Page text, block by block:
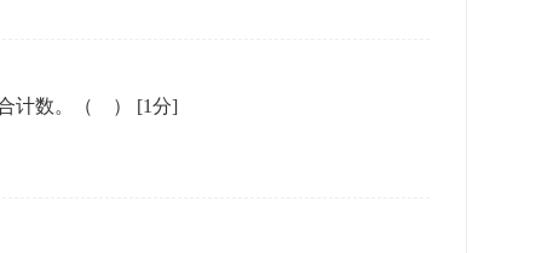
计数。（ ） [1分]